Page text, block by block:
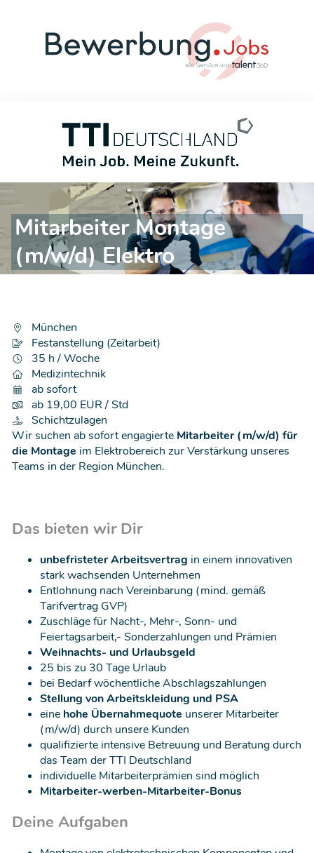
Mitarbeiter Montage
(m/w/d) Elektro
München
Festanstellung (Zeitarbeit)
35 h / Woche
Medizintechnik
ab sofort
ab 19,00 EUR / Std
Schichtzulagen
Wir suchen ab sofort engagierte Mitarbeiter (m/w/d) für
die Montage im Elektrobereich zur Verstärkung unseres
Teams in der Region München.
Das bieten wir Dir
unbefristeter Arbeitsvertrag in einem innovativen
stark wachsenden Unternehmen
Entlohnung nach Vereinbarung (mind. gemäß
Tarifvertrag GVP)
Zuschläge für Nacht-, Mehr-, Sonn- und
Feiertagsarbeit,- Sonderzahlungen und Prämien
Weihnachts- und Urlaubsgeld
25 bis zu 30 Tage Urlaub
bei Bedarf wöchentliche Abschlagszahlungen
Stellung von Arbeitskleidung und PSA
eine hohe Übernahmequote unserer Mitarbeiter
(m/w/d) durch unsere Kunden
qualifizierte intensive Betreuung und Beratung durch
das Team der TTI Deutschland
individuelle Mitarbeiterprämien sind möglich
Mitarbeiter-werben-Mitarbeiter-Bonus
Deine Aufgaben